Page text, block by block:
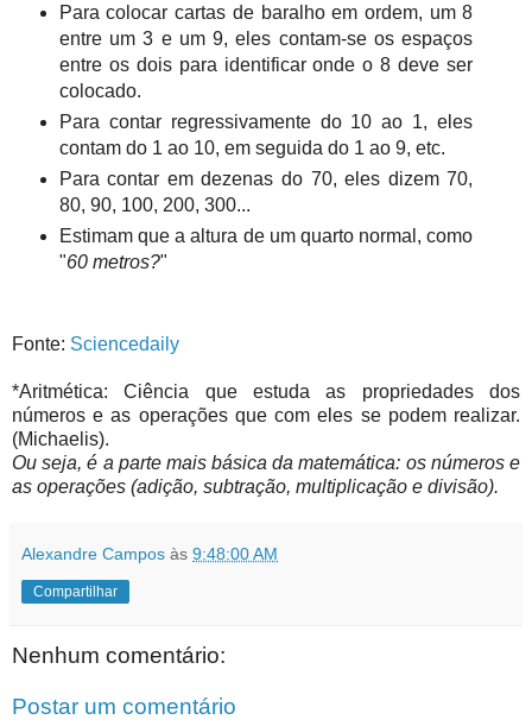
Para colocar cartas de baralho em ordem, um 8
entre um 3 e um 9, eles contam-se os espaços
entre os dois para identificar onde o 8 deve ser
colocado.
Para contar regressivamente do 10 ao 1, eles
contam do 1 ao 10, em seguida do 1 ao 9, etc.
Para contar em dezenas do 70, eles dizem 70,
80, 90, 100, 200, 300...
Estimam que a altura de um quarto normal, como
"60 metros?"
Fonte: Sciencedaily
*Aritmética:Ciência que estuda as propriedades dos
números e as operações que com eles se podem realizar.
(Michaelis).
Ou seja, é a parte mais básica da matemática: os números e
as operações (adição, subtração, multiplicação e divisão).
Alexandre Campos às 9:48:00 AM
Compartilhar
Nenhum comentário:
Postar um comentário